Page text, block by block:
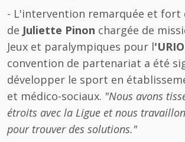
- L'intervention remarquée et fort
de Juliette Pinon chargée de
Jeux et paralympiques pour l
convention de partenariat a été
développer le sport en
et médico-sociaux. "Nous avons
étroits avec la Ligue et nous
pour trouver des solutions."